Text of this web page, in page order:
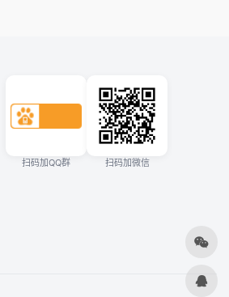
扫码加QQ群 扫码加微信